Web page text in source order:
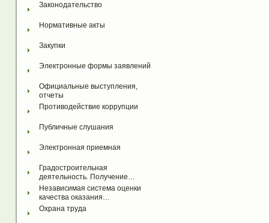
Законодательство
Нормативные акты
Закупки
Электронные формы заявлений
Официальные выступления,
отчеты
Противодействие коррупции
Публичные слушания
Электронная приемная
Градостроительная
деятельность. Получение…
Независимая система оценки
качества оказания…
Охрана труда